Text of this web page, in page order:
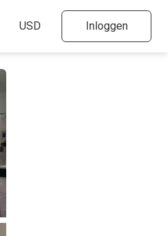
Inloggen